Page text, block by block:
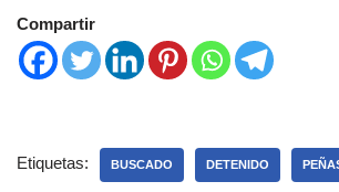
Compartir
Etiquetas: BUSCADO DETENIDO